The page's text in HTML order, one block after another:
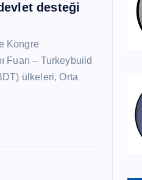
desteği
Kongre
Fuarı – Turkeybuild
ülkeleri, Orta